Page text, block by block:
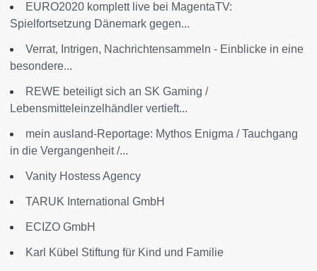
EURO2020 komplett live bei MagentaTV:
Spielfortsetzung Dänemark gegen...
Verrat, Intrigen, Nachrichtensammeln - Einblicke in eine
besondere...
REWE beteiligt sich an SK Gaming /
Lebensmitteleinzelhändler vertieft...
mein ausland-Reportage: Mythos Enigma / Tauchgang
in die Vergangenheit /...
Vanity Hostess Agency
TARUK International GmbH
ECIZO GmbH
Karl Kübel Stiftung für Kind und Familie